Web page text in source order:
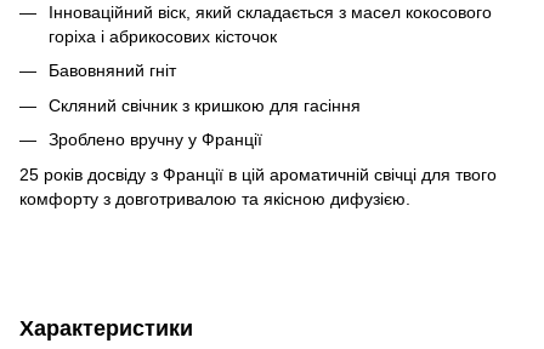
Інноваційний віск, який складається з масел кокосового
горіха і абрикосових кісточок
Бавовняний гніт
Скляний свічник з кришкою для гасіння
Зроблено вручну у Франції
25 років досвіду з Франції в цій ароматичній свічці для твого
комфорту з довготривалою та якісною дифузією.
Характеристики